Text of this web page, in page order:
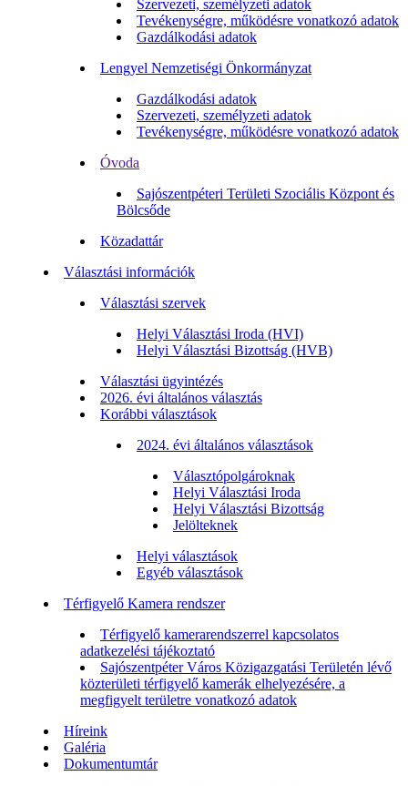
Szervezeti, személyzeti adatok
Tevékenységre, működésre vonatkozó adatok
Gazdálkodási adatok
Lengyel Nemzetiségi Önkormányzat
Gazdálkodási adatok
Szervezeti, személyzeti adatok
Tevékenységre, működésre vonatkozó adatok
Óvoda
Sajószentpéteri Területi Szociális Központ és
Bölcsőde
Közadattár
Választási információk
Választási szervek
Helyi Választási Iroda (HVI)
Helyi Választási Bizottság (HVB)
Választási ügyintézés
2026. évi általános választás
Korábbi választások
2024. évi általános választások
Választópolgároknak
Helyi Választási Iroda
Helyi Választási Bizottság
Jelölteknek
Helyi választások
Egyéb választások
Térfigyelő Kamera rendszer
Térfigyelő kamerarendszerrel kapcsolatos
adatkezelési tájékoztató
Sajószentpéter Város Közigazgatási Területén lévő
közterületi térfigyelő kamerák elhelyezésére, a
megfigyelt területre vonatkozó adatok
Híreink
Galéria
Dokumentumtár